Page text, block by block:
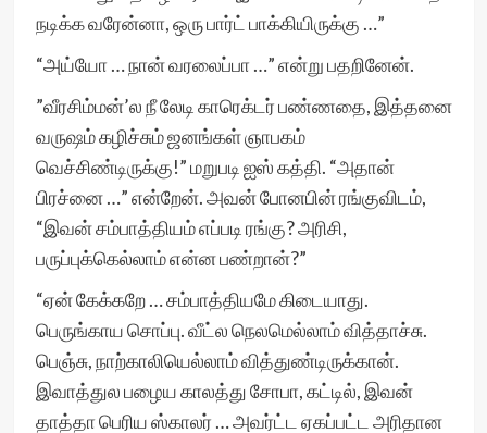
நடிக்க வரேன்னா, ஒரு பார்ட் பாக்கியிருக்கு …”
“அய்யோ … நான் வரலைப்பா …” என்று பதறினேன்.
”வீரசிம்மன்’ல நீ லேடி காரெக்டர் பண்ணதை, இத்தனை
வருஷம் கழிச்சும் ஜனங்கள் ஞாபகம்
வெச்சிண்டிருக்கு!” மறுபடி ஐஸ் கத்தி. “அதான்
பிரச்னை …” என்றேன். அவன் போனபின் ரங்குவிடம்,
“இவன் சம்பாத்தியம் எப்படி ரங்கு? அரிசி,
பருப்புக்கெல்லாம் என்ன பண்றான்?”
“ஏன் கேக்கறே … சம்பாத்தியமே கிடையாது.
பெருங்காய சொப்பு. வீட்ல நெலமெல்லாம் வித்தாச்சு.
பெஞ்சு, நாற்காலியெல்லாம் வித்துண்டிருக்கான்.
இவாத்துல பழைய காலத்து சோபா, கட்டில், இவன்
தாத்தா பெரிய ஸ்காலர் … அவர்ட்ட ஏகப்பட்ட அரிதான